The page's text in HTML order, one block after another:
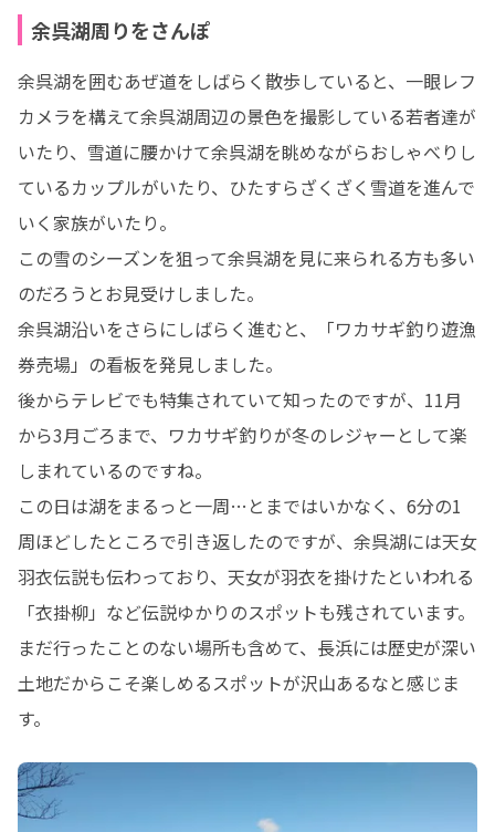
余呉湖周りをさんぽ
余呉湖を囲むあぜ道をしばらく散歩していると、一眼レフ
カメラを構えて余呉湖周辺の景色を撮影している若者達が
いたり、雪道に腰かけて余呉湖を眺めながらおしゃべりし
ているカップルがいたり、ひたすらざくざく雪道を進んで
いく家族がいたり。
この雪のシーズンを狙って余呉湖を見に来られる方も多い
のだろうとお見受けしました。
余呉湖沿いをさらにしばらく進むと、「ワカサギ釣り遊漁
券売場」の看板を発見しました。
後からテレビでも特集されていて知ったのですが、11月
から3月ごろまで、ワカサギ釣りが冬のレジャーとして楽
しまれているのですね。
この日は湖をまるっと一周…とまではいかなく、6分の1
周ほどしたところで引き返したのですが、余呉湖には天女
羽衣伝説も伝わっており、天女が羽衣を掛けたといわれる
「衣掛柳」など伝説ゆかりのスポットも残されています。
まだ行ったことのない場所も含めて、長浜には歴史が深い
土地だからこそ楽しめるスポットが沢山あるなと感じま
す。